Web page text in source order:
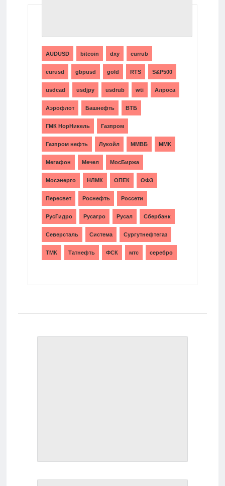
AUDUSD bitcoin dxy eurrub
eurusd gbpusd gold RTS S&P500
usdcad usdjpy usdrub wti Алроса
Аэрофлот Башнефть ВТБ
ГМК НорНикель Газпром
Газпром нефть Лукойл ММВБ ММК
Мегафон Мечел МосБиржа
Мосэнерго НЛМК ОПЕК ОФЗ
Пересвет Роснефть Россети
РусГидро Русагро Русал Сбербанк
Северсталь Система Сургутнефтегаз
ТМК Татнефть ФСК мтс серебро